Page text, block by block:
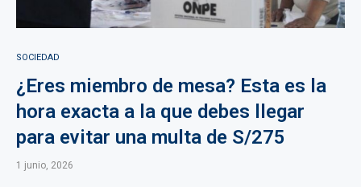
SOCIEDAD
¿Eres miembro de mesa? Esta es la
hora exacta a la que debes llegar
para evitar una multa de S/275
1 junio, 2026